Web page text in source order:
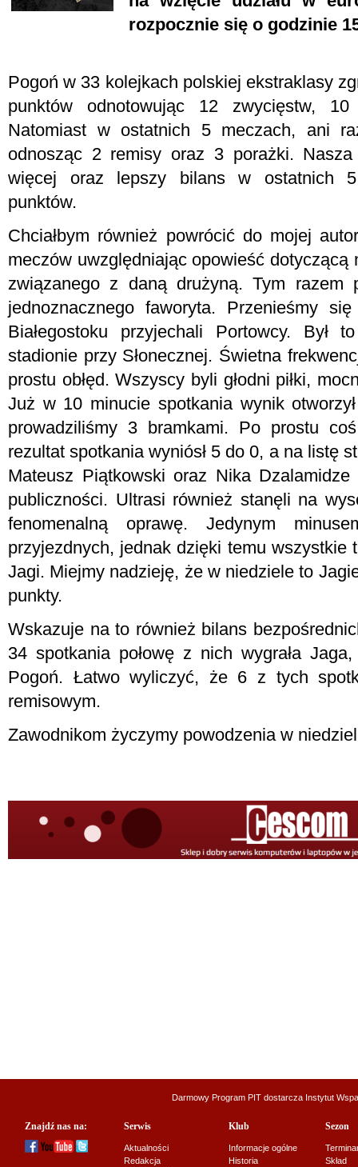
rozpocznie się o godzinie
Pogoń w 33 kolejkach polskiej ekstraklasy
punktów odnotowując 12 zwycięstw,
Natomiast w ostatnich 5 meczach, ani
odnosząc 2 remisy oraz 3 porażki.
więcej oraz lepszy bilans w ostatnich
punktów.
Chciałbym również powrócić do mojej
meczów uwzględniając opowieść dotyczącą
związanego z daną drużyną. Tym razem
jednoznacznego faworyta. Przenieśmy
Białegostoku przyjechali Portowcy. Był
stadionie przy Słonecznej. Świetna
prostu obłęd. Wszyscy byli głodni piłki,
Już w 10 minucie spotkania wynik
prowadziliśmy 3 bramkami. Po prostu
rezultat spotkania wyniósł 5 do 0, a na listę
Mateusz Piątkowski oraz Nika
publiczności. Ultrasi również stanęli na
fenomenalną oprawę. Jedynym
przyjezdnych, jednak dzięki temu wszystkie
Jagi. Miejmy nadzieję, że w niedziele to
punkty.
Wskazuje na to również bilans
34 spotkania połowę z nich wygrała
Pogoń. Łatwo wyliczyć, że 6 z tych
remisowym.
Zawodnikom życzymy powodzenia w
Darmowy Program PIT dostarcza Instytut
Znajdź nas na: Serwis
Aktualności
Redakcja
Klub
Informacje ogólne
Historia
Sezon
Skład